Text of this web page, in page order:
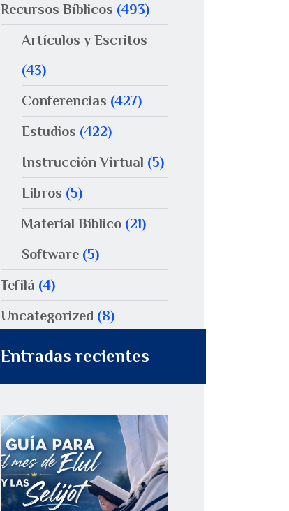
Recursos Bíblicos (493)
Artículos y Escritos
(43)
Conferencias (427)
Estudios (422)
Instrucción Virtual (5)
Libros (5)
Material Bíblico (21)
Software (5)
Tefilá (4)
Uncategorized (8)
Entradas recientes